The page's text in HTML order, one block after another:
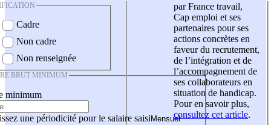
Cadre
Non cadre
Non renseignée
BRUT MINIMUM
minimum
une périodicité pour le salaire saisi
par France travail,
Cap emploi et ses
partenaires pour ses
actions concrètes en
faveur du recrutement,
de l’intégration et de
l’accompagnement de
ses collaborateurs en
situation de handicap.
Pour en savoir plus,
consultez cet article.